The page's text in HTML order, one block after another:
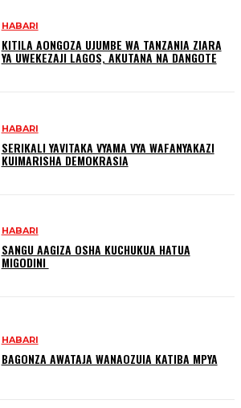
HABARI
KITILA AONGOZA UJUMBE WA TANZANIA ZIARA
YA UWEKEZAJI LAGOS, AKUTANA NA DANGOTE
HABARI
SERIKALI YAVITAKA VYAMA VYA WAFANYAKAZI
KUIMARISHA DEMOKRASIA
HABARI
SANGU AAGIZA OSHA KUCHUKUA HATUA
MIGODINI ‎
HABARI
BAGONZA AWATAJA WANAOZUIA KATIBA MPYA